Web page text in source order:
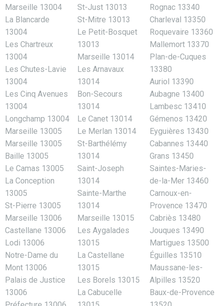
Marseille 13004
La Blancarde
13004
Les Chartreux
13004
Les Chutes-Lavie
13004
Les Cinq Avenues
13004
Longchamp 13004
Marseille 13005
Marseille 13005
Baille 13005
Le Camas 13005
La Conception
13005
St-Pierre 13005
Marseille 13006
Castellane 13006
Lodi 13006
Notre-Dame du
Mont 13006
Palais de Justice
13006
St-Just 13013
St-Mitre 13013
Le Petit-Bosquet
13013
Marseille 13014
Les Arnavaux
13014
Bon-Secours
13014
Le Canet 13014
Le Merlan 13014
St-Barthélémy
13014
Saint-Joseph
13014
Sainte-Marthe
13014
Marseille 13015
Les Aygalades
13015
La Castellane
13015
Les Borels 13015
La Cabucelle
Rognac 13340
Charleval 13350
Roquevaire 13360
Mallemort 13370
Plan-de-Cuques
13380
Auriol 13390
Aubagne 13400
Lambesc 13410
Gémenos 13420
Eyguières 13430
Cabannes 13440
Grans 13450
Saintes-Maries-
de-la-Mer 13460
Carnoux-en-
Provence 13470
Cabriès 13480
Jouques 13490
Martigues 13500
Éguilles 13510
Maussane-les-
Alpilles 13520
Baux-de-Provence